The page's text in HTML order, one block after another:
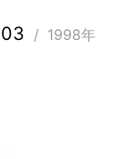
1998年